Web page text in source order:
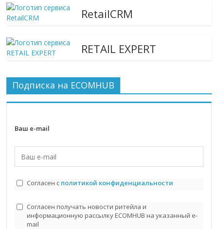
RetailCRM
RETAIL EXPERT
Подписка на ECOMHUB
Ваш e-mail
Согласен с политикой конфиденциальности
Согласен получать новости ритейла и
информационную рассылку ECOMHUB на указанный e-
mail